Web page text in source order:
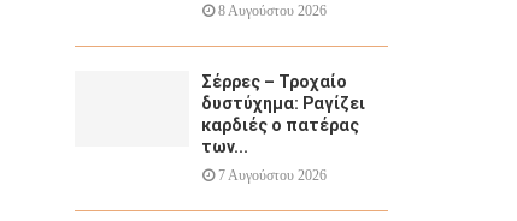
8 Αυγούστου 2026
Σέρρες – Τροχαίο
δυστύχημα: Ραγίζει
καρδιές ο πατέρας
των...
7 Αυγούστου 2026